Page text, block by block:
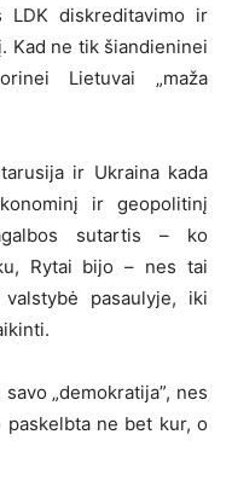
LDK diskreditavimo ir
Kad ne tik šiandieninei
Lietuvai „maža
ir Ukraina kada
ir geopolitinį
sutartis – ko
Rytai bijo – nes tai
pasaulyje, iki
„demokratija”, nes
ne bet kur, o